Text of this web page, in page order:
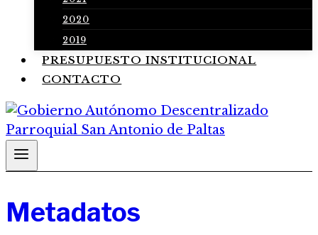
2020
2019
PRESUPUESTO INSTITUCIONAL
CONTACTO
Metadatos